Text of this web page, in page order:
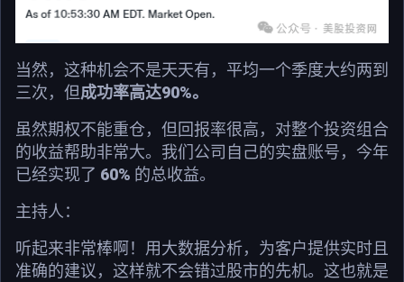
当然，这种机会不是天天有，平均一个季度大约两到
三次，但成功率高达90%。
虽然期权不能重仓，但回报率很高，对整个投资组合
的收益帮助非常大。我们公司自己的实盘账号，今年
已经实现了 60% 的总收益。
主持人：
听起来非常棒啊！用大数据分析，为客户提供实时且
准确的建议，这样就不会错过股市的先机。这也就是